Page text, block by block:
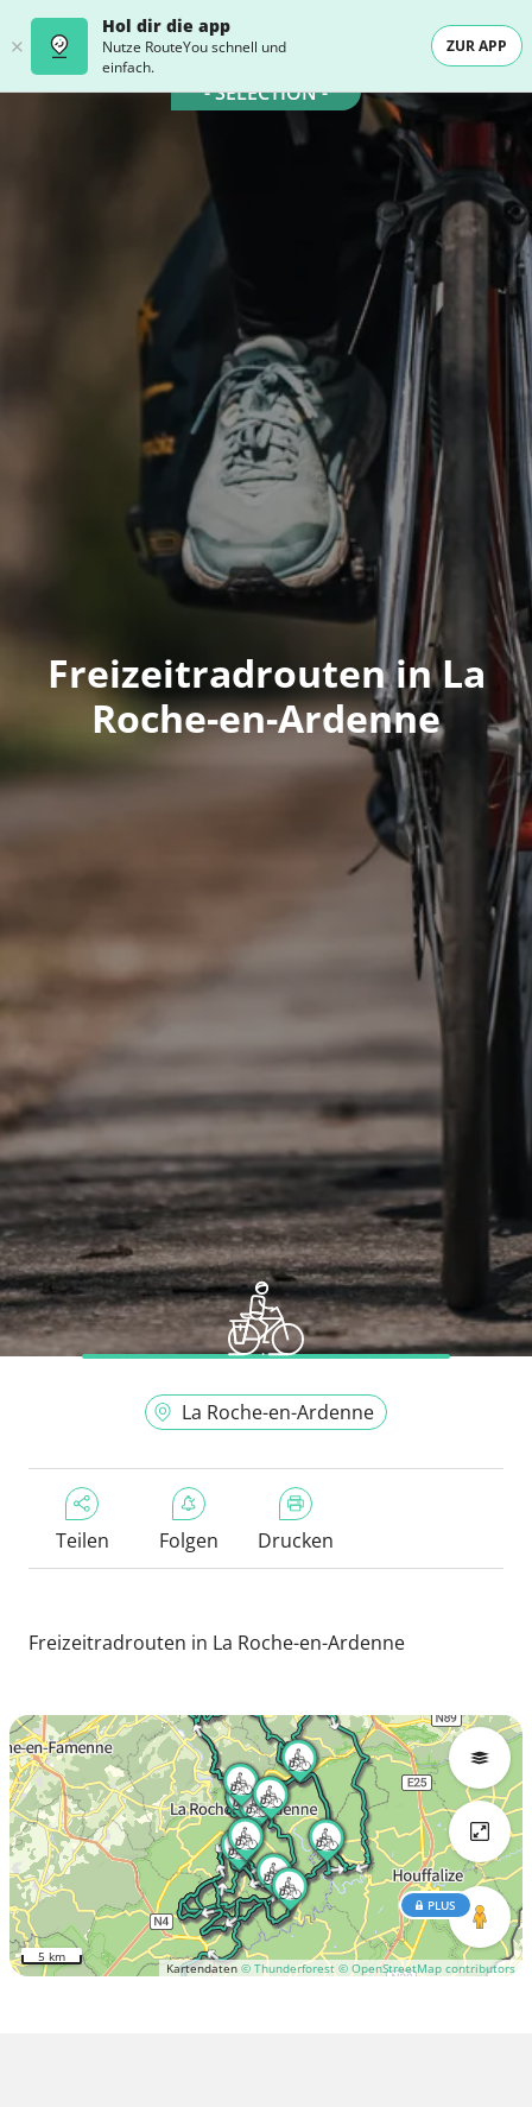
Hol dir die app
Nutze RouteYou schnell und
einfach.
ZUR APP
- SELECTION -
Freizeitradrouten in La
Roche-en-Ardenne
La Roche-en-Ardenne
Teilen Folgen Drucken
Freizeitradrouten in La Roche-en-Ardenne
Kartendaten © Thunderforest © OpenStreetMap contributors
PLUS
5 km